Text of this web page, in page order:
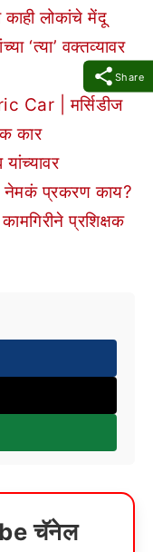
Share
लोकांचे मेंदू
‘त्या’ वक्तव्यावर
Car | मर्सिडीज
कार
नेमकं प्रकरण काय?
प्रशिक्षक
चॅनेल